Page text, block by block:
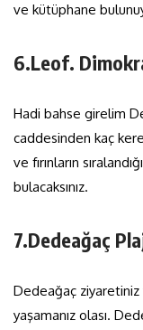
ve kütüphane
6.Leof.
Hadi bahse girelim
caddesinden kaç
ve fırınların
bulacaksınız.
7.Dedeağaç
Dedeağaç ziyaretiniz
yaşamanız olası.